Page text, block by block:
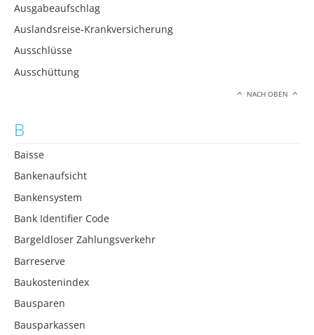
Ausgabeaufschlag
Auslandsreise-Krankversicherung
Ausschlüsse
Ausschüttung
NACH OBEN
B
Baisse
Bankenaufsicht
Bankensystem
Bank Identifier Code
Bargeldloser Zahlungsverkehr
Barreserve
Baukostenindex
Bausparen
Bausparkassen